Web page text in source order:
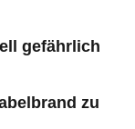
gefährlich
zu